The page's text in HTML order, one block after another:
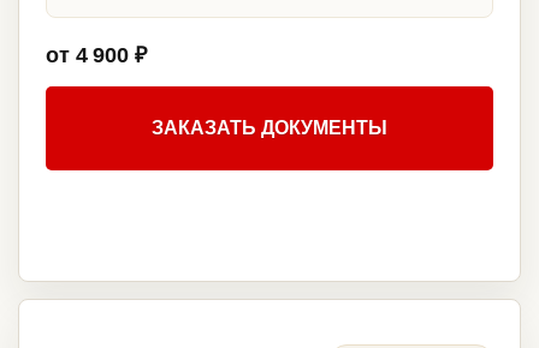
от 4 900 ₽
ЗАКАЗАТЬ ДОКУМЕНТЫ